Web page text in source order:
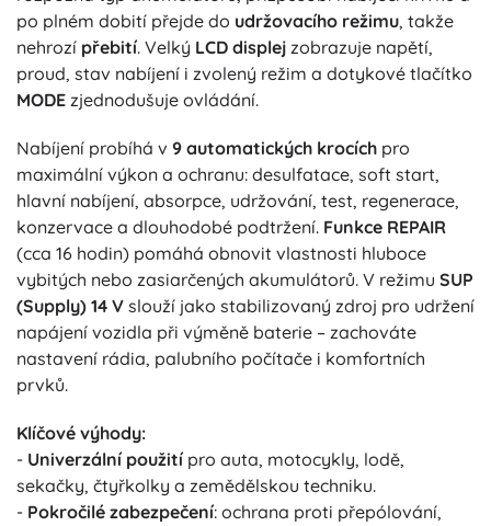
po plném dobití přejde do udržovacího režimu, takže
nehrozí přebití. Velký LCD displej zobrazuje napětí,
proud, stav nabíjení i zvolený režim a dotykové tlačítko
MODE zjednodušuje ovládání.
Nabíjení probíhá v 9 automatických krocích pro
maximální výkon a ochranu: desulfatace, soft start,
hlavní nabíjení, absorpce, udržování, test, regenerace,
konzervace a dlouhodobé podtržení. Funkce REPAIR
(cca 16 hodin) pomáhá obnovit vlastnosti hluboce
vybitých nebo zasiarčených akumulátorů. V režimu SUP
(Supply) 14 V slouží jako stabilizovaný zdroj pro udržení
napájení vozidla při výměně baterie – zachováte
nastavení rádia, palubního počítače i komfortních
prvků.
Klíčové výhody:
- Univerzální použití pro auta, motocykly, lodě,
sekačky, čtyřkolky a zemědělskou techniku.
- Pokročilé zabezpečení: ochrana proti přepólování,